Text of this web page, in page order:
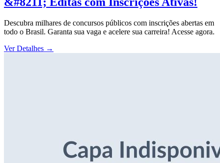
Descubra milhares de concursos públicos com inscrições abertas em
todo o Brasil. Garanta sua vaga e acelere sua carreira! Acesse agora.
Ver Detalhes →